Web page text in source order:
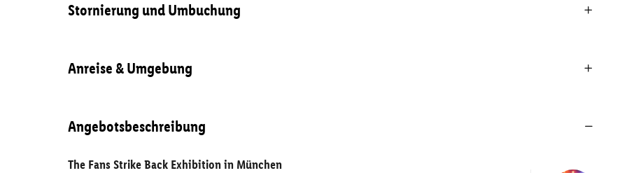
Stornierung und Umbuchung
Anreise & Umgebung
Angebotsbeschreibung
The Fans Strike Back Exhibition in München